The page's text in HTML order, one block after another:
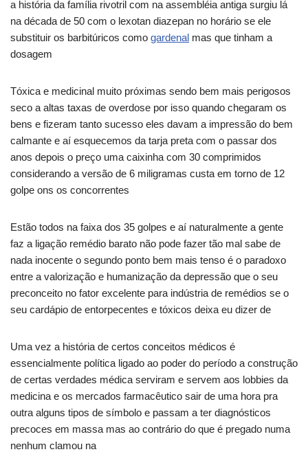
a história da família rivotril com na assembléia antiga surgiu lá
na década de 50 com o lexotan diazepan no horário se ele
substituir os barbitúricos como gardenal mas que tinham a
dosagem
Tóxica e medicinal muito próximas sendo bem mais perigosos
seco a altas taxas de overdose por isso quando chegaram os
bens e fizeram tanto sucesso eles davam a impressão do bem
calmante e aí esquecemos da tarja preta com o passar dos
anos depois o preço uma caixinha com 30 comprimidos
considerando a versão de 6 miligramas custa em torno de 12
golpe ons os concorrentes
Estão todos na faixa dos 35 golpes e aí naturalmente a gente
faz a ligação remédio barato não pode fazer tão mal sabe de
nada inocente o segundo ponto bem mais tenso é o paradoxo
entre a valorização e humanização da depressão que o seu
preconceito no fator excelente para indústria de remédios se o
seu cardápio de entorpecentes e tóxicos deixa eu dizer de
Uma vez a história de certos conceitos médicos é
essencialmente política ligado ao poder do período a construção
de certas verdades médica serviram e servem aos lobbies da
medicina e os mercados farmacêutico sair de uma hora pra
outra alguns tipos de símbolo e passam a ter diagnósticos
precoces em massa mas ao contrário do que é pregado numa
nenhum clamou na